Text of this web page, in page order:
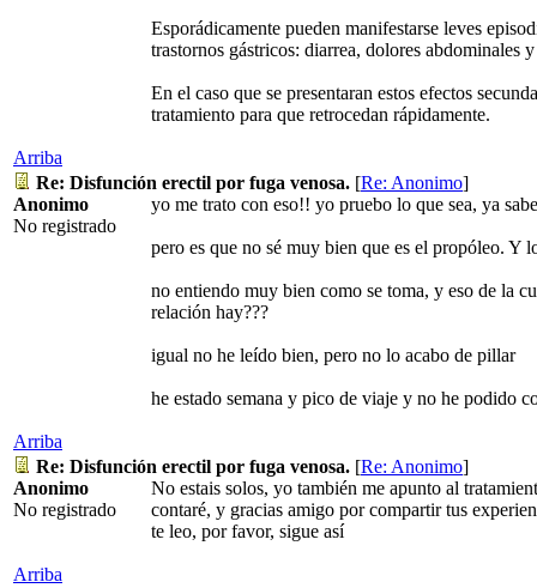
Esporádicamente pueden manifestarse leves
trastornos gástricos: diarrea, dolores abdominales
En el caso que se presentaran estos efectos
tratamiento para que retrocedan rápidamente.
Arriba
Re: Disfunción erectil por fuga venosa. [Re: Anonimo]
Anonimo
No registrado
yo me trato con eso!! yo pruebo lo que sea, ya
pero es que no sé muy bien que es el propóleo. Y
no entiendo muy bien como se toma, y eso de la
relación hay???
igual no he leído bien, pero no lo acabo de pillar
he estado semana y pico de viaje y no he podido
Arriba
Re: Disfunción erectil por fuga venosa. [Re: Anonimo]
Anonimo
No registrado
No estais solos, yo también me apunto al
contaré, y gracias amigo por compartir tus
te leo, por favor, sigue así
Arriba